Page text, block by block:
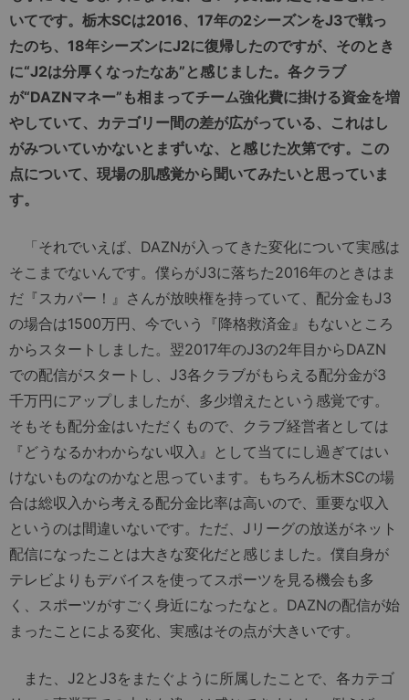
いてです。栃木SCは2016、17年の2シーズンをJ3で戦っ
たのち、18年シーズンにJ2に復帰したのですが、そのとき
に“J2は分厚くなったなあ”と感じました。各クラブ
が“DAZNマネー”も相まってチーム強化費に掛ける資金を増
やしていて、カテゴリー間の差が広がっている、これはし
がみついていかないとまずいな、と感じた次第です。この
点について、現場の肌感覚から聞いてみたいと思っていま
す。
「それでいえば、DAZNが入ってきた変化について実感は
そこまでないんです。僕らがJ3に落ちた2016年のときはま
だ『スカパー！』さんが放映権を持っていて、配分金もJ3
の場合は1500万円、今でいう『降格救済金』もないところ
からスタートしました。翌2017年のJ3の2年目からDAZN
での配信がスタートし、J3各クラブがもらえる配分金が3
千万円にアップしましたが、多少増えたという感覚です。
そもそも配分金はいただくもので、クラブ経営者としては
『どうなるかわからない収入』として当てにし過ぎてはい
けないものなのかなと思っています。もちろん栃木SCの場
合は総収入から考える配分金比率は高いので、重要な収入
というのは間違いないです。ただ、Jリーグの放送がネット
配信になったことは大きな変化だと感じました。僕自身が
テレビよりもデバイスを使ってスポーツを見る機会も多
く、スポーツがすごく身近になったなと。DAZNの配信が始
まったことによる変化、実感はその点が大きいです。
また、J2とJ3をまたぐように所属したことで、各カテゴ